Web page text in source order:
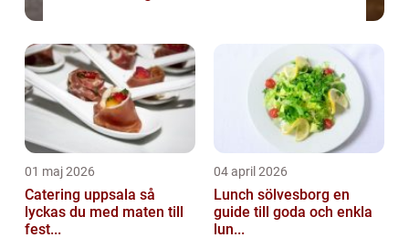
01 maj 2026
Catering uppsala så
lyckas du med maten till
fest...
04 april 2026
Lunch sölvesborg en
guide till goda och enkla
lun...